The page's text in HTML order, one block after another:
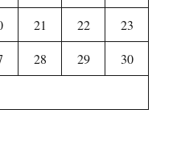
21 22
23
28 29
30